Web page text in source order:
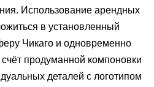
Использование арендных
в установленный
Чикаго и одновременно
продуманной компоновки
деталей с логотипом